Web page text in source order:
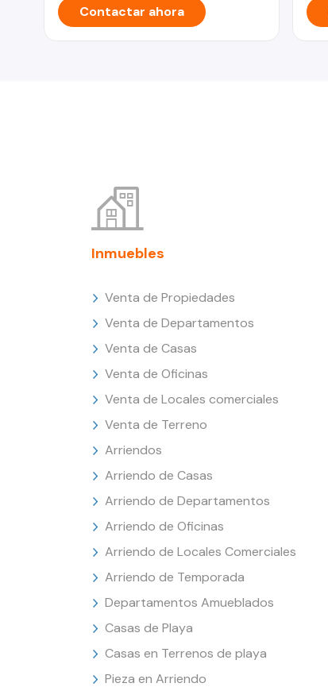
Contactar ahora
Inmuebles
Venta de Propiedades
Venta de Departamentos
Venta de Casas
Venta de Oficinas
Venta de Locales comerciales
Venta de Terreno
Arriendos
Arriendo de Casas
Arriendo de Departamentos
Arriendo de Oficinas
Arriendo de Locales Comerciales
Arriendo de Temporada
Departamentos Amueblados
Casas de Playa
Casas en Terrenos de playa
Pieza en Arriendo